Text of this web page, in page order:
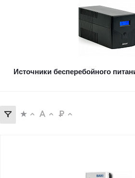
Источники бесперебойного